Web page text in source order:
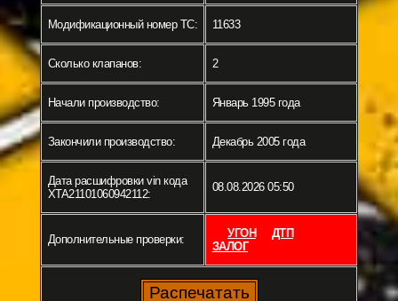
Модификационный номер ТС: 11633
Сколько клапанов: 2
Начали производство: Январь 1995 года
Закончили производство: Декабрь 2005 года
Дата расшифровки vin кода
XTA21101060942112:
08.08.2026 05:50
Дополнительные проверки: УГОН
ДТП
ЗАЛОГ